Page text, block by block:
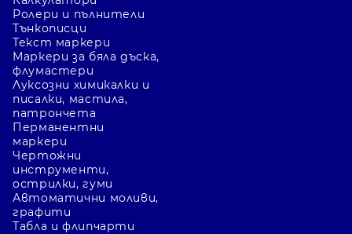
Ролери и пълнители
Тънкописци
Текст маркери
Маркери за бяла дъска,
флумастери
Луксозни химикалки и
писалки, мастила,
патрончета
Перманентни
маркери
Чертожни
инструменти,
острилки, гуми
Автоматични моливи,
графити
Табла и флипчарти